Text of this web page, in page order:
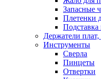
Запасные
Плетенки
Подставка
Держатели плат,
Инструменты
Сверла
Пинцеты
Отвертки